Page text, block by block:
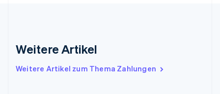
Weitere Artikel
Weitere Artikel zum Thema Zahlungen
English
English